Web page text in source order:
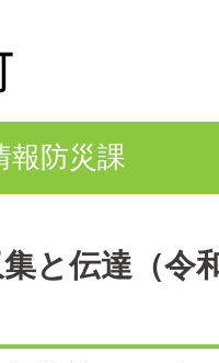
町の情報を探す
報防災課
と伝達（令